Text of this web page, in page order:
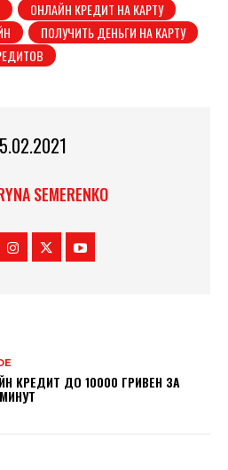
ОНЛАЙН КРЕДИТ НА КАРТУ
ПОЛУЧИТЬ ДЕНЬГИ НА КАРТУ
SEMERENKO
КРЕДИТ ДО 10000 ГРИВЕН ЗА